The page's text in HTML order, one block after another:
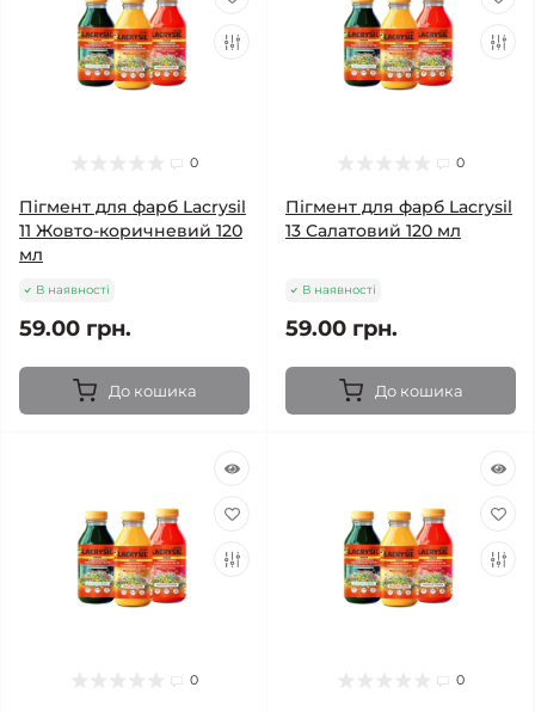
0
Пігмент для фарб Lacrysil
11 Жовто-коричневий 120
мл
В наявності
59.00 грн.
До кошика
0
Пігмент для фарб Lacrysil
13 Салатовий 120 мл
В наявності
59.00 грн.
До кошика
0 0